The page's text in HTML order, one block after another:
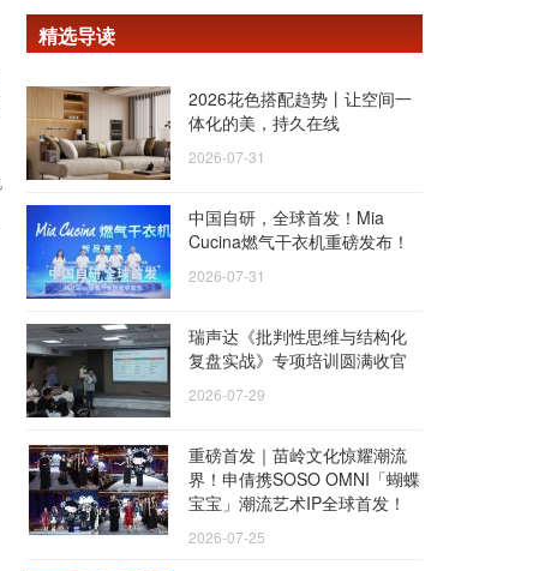
精选导读
2026花色搭配趋势丨让空间一
体化的美，持久在线
2026-07-31
中国自研，全球首发！Mia
Cucina燃气干衣机重磅发布！
2026-07-31
瑞声达《批判性思维与结构化
复盘实战》专项培训圆满收官
2026-07-29
重磅首发｜苗岭文化惊耀潮流
界！申倩携SOSO OMNI「蝴蝶
宝宝」潮流艺术IP全球首发！
2026-07-25